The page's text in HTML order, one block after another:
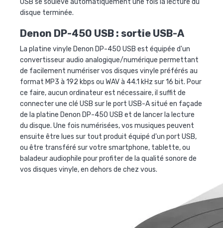
disque terminée.
Denon DP-450 USB : sortie USB-A
La platine vinyle Denon DP-450 USB est équipée d'un
convertisseur audio analogique/numérique permettant
de facilement numériser vos disques vinyle préférés au
format MP3 à 192 kbps ou WAV à 44.1 kHz sur 16 bit. Pour
ce faire, aucun ordinateur est nécessaire, il suffit de
connecter une clé USB sur le port USB-A situé en façade
de la platine Denon DP-450 USB et de lancer la lecture
du disque. Une fois numérisées, vos musiques peuvent
ensuite être lues sur tout produit équipé d'un port USB,
ou être transféré sur votre smartphone, tablette, ou
baladeur audiophile pour profiter de la qualité sonore de
vos disques vinyle, en dehors de chez vous.